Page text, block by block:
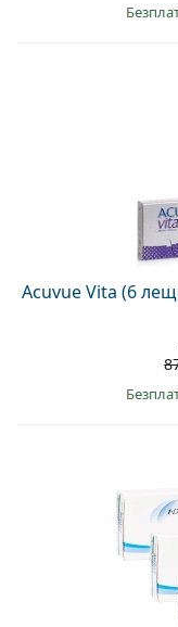
Acuvue Vita (6